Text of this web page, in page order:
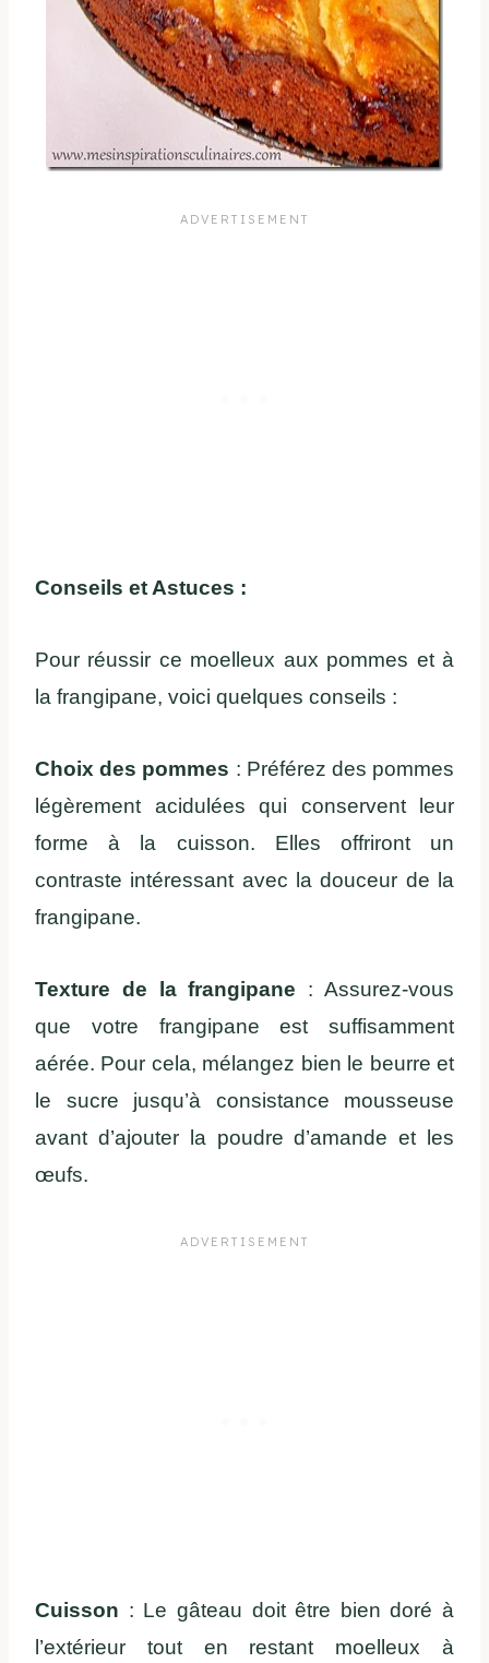
Conseils et Astuces :
Pour réussir ce moelleux aux pommes et à
la frangipane, voici quelques conseils :
Choix des pommes : Préférez des pommes
légèrement acidulées qui conservent leur
forme à la cuisson. Elles offriront un
contraste intéressant avec la douceur de la
frangipane.
Texture de la frangipane : Assurez-vous
que votre frangipane est suffisamment
aérée. Pour cela, mélangez bien le beurre et
le sucre jusqu’à consistance mousseuse
avant d’ajouter la poudre d’amande et les
œufs.
Cuisson : Le gâteau doit être bien doré à
l’extérieur tout en restant moelleux à